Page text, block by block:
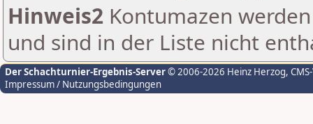
Hinweis2 Kontumazen
und sind in der Liste nicht
Der Schachturnier-Ergebnis-Server© 2006-2026 Heinz Herzog,
Impressum / Nutzungsbedingungen